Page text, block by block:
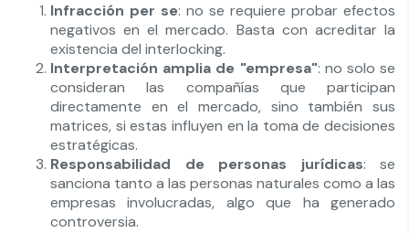
Infracción per se: no se requiere probar efectos
negativos en el mercado. Basta con acreditar la
existencia del interlocking.
Interpretación amplia de "empresa": no solo se
consideran las compañías que participan
directamente en el mercado, sino también sus
matrices, si estas influyen en la toma de decisiones
estratégicas.
Responsabilidad de personas jurídicas: se
sanciona tanto a las personas naturales como a las
empresas involucradas, algo que ha generado
controversia.